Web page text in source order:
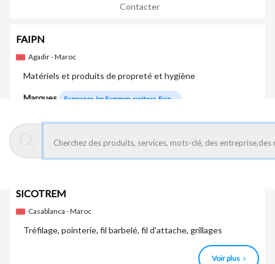
Contacter
FAIPN
Agadir - Maroc
Matériels et produits de propreté et hygiène
Marques Eurosanex, Ipc Euromop, sucitesa, Faip, ...
Contacter
SICOTREM
Casablanca - Maroc
Tréfilage, pointerie, fil barbelé, fil d'attache, grillages
Voir plus